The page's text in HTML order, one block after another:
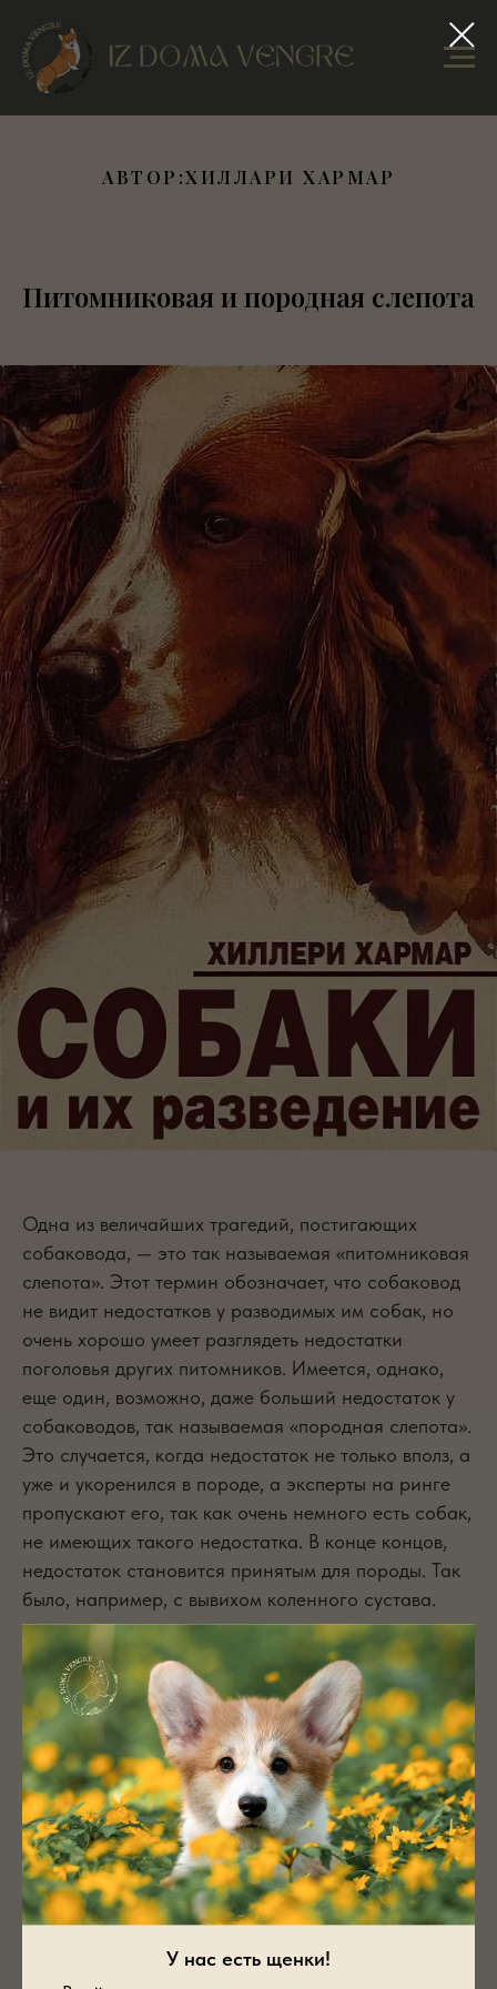
У нас есть щенки!
АВТОР:ХИЛЛАРИ ХАРМАР
Питомниковая и породная слепота
Одна из величайших трагедий, постигающих
собаковода, — это так называемая «питомниковая
слепота». Этот термин обозначает, что собаковод
не видит недостатков у разводимых им собак, но
очень хорошо умеет разглядеть недостатки
поголовья других питомников. Имеется, однако,
еще один, возможно, даже больший недостаток у
собаководов, так называемая «породная слепота».
Это случается, когда недостаток не только вполз, а
уже и укоренился в породе, а эксперты на ринге
пропускают его, так как очень немного есть собак,
не имеющих такого недостатка. В конце концов,
недостаток становится принятым для породы. Так
было, например, с вывихом коленного сустава.
Честность собаковода в признании ошибок, в их
открытом обсуждении очень существенна, но,
может быть, главная ответственность за
разведение лучших собак в действительности
лежит на экспертах выставок. Если они никогда не
поставят первой собаку с серьезным недостатком,
собаководы, очевидно, не будут тратить деньги и
выставлять таких собак, так как поймут, что собака
с этими недостатками не имеет шансов на
выставке. Но пока собаководам позволяют
принимая во внимание природу человека, такие